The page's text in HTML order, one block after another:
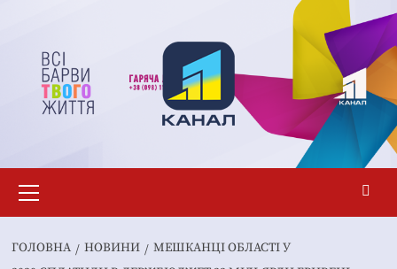
вмісту
меню
ГОЛОВНА НОВИНИ
МЕШКАНЦІ ОБЛАСТІ У